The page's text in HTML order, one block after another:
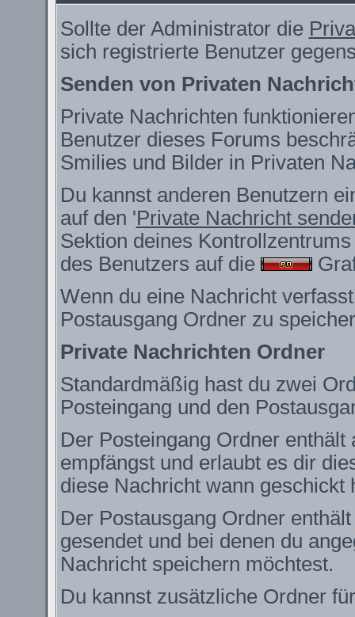
Sollte der Administrator die
sich registrierte Benutzer
Senden von Privaten
Private Nachrichten
Benutzer dieses Forums
Smilies und Bilder in Privaten
Du kannst anderen Benutzern
auf den 'Private Nachricht
Sektion deines
des Benutzers auf die
Wenn du eine Nachricht
Postausgang Ordner zu
Private Nachrichten Ordner
Standardmäßig hast du zwei
Posteingang und den
Der Posteingang Ordner
empfängst und erlaubt es dir
diese Nachricht wann geschickt
Der Postausgang Ordner
gesendet und bei denen du
Nachricht speichern möchtest.
Du kannst zusätzliche Ordner